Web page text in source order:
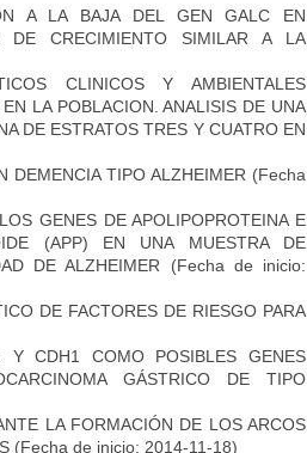
A LA BAJA DEL GEN GALC EN
DE CRECIMIENTO SIMILAR A LA
CLINICOS Y AMBIENTALES
LA POBLACION. ANALISIS DE UNA
DE ESTRATOS TRES Y CUATRO EN
DEMENCIA TIPO ALZHEIMER (Fecha
GENES DE APOLIPOPROTEINA E
(APP) EN UNA MUESTRA DE
DE ALZHEIMER (Fecha de inicio:
DE FACTORES DE RIESGO PARA
Y CDH1 COMO POSIBLES GENES
GÁSTRICO DE TIPO
LA FORMACIÓN DE LOS ARCOS
(Fecha de inicio: 2014-11-18)